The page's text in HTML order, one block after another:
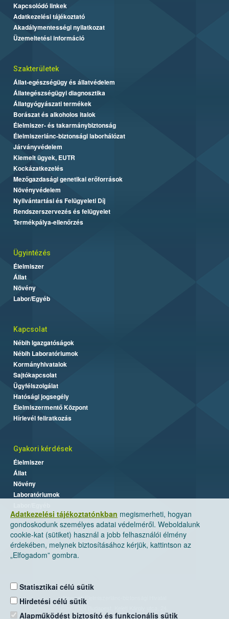
Adatkezelési tájékoztatónkban megismerheti, hogyan
gondoskodunk személyes adatai védelméről. Weboldalunk
cookie-kat (sütiket) használ a jobb felhasználói élmény
érdekében, melynek biztosításához kérjük, kattintson az
„Elfogadom” gombra.
Statisztikai célú sütik
Hirdetési célú sütik
Alapműködést biztosító és funkcionális sütik
Kapcsolódó linkek
Adatkezelési tájékoztató
Akadálymentességi nyilatkozat
Üzemeltetési információ
Szakterületek
Állat-egészségügy és állatvédelem
Állategészségügyi diagnosztika
Állatgyógyászati termékek
Borászat és alkoholos italok
Élelmiszer- és takarmánybiztonság
Élelmiszerlánc-biztonsági laborhálózat
Járványvédelem
Kiemelt ügyek, EUTR
Kockázatkezelés
Mezőgazdasági genetikai erőforrások
Növényvédelem
Nyilvántartási és Felügyeleti Díj
Rendszerszervezés és felügyelet
Termékpálya-ellenőrzés
Ügyintézés
Élelmiszer
Állat
Növény
Labor/Egyéb
Kapcsolat
Nébih Igazgatóságok
Nébih Laboratóriumok
Kormányhivatalok
Sajtókapcsolat
Ügyfélszolgálat
Hatósági jogsegély
Élelmiszermentő Központ
Hírlevél feliratkozás
Gyakori kérdések
Élelmiszer
Állat
Növény
Laboratóriumok
Nemzeti Élelmiszerlánc-biztonsági Hivatal